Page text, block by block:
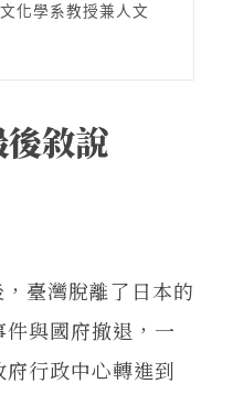
化學系教授兼人文
敘說
臺灣脫離了日本的
與國府撤退，一
行政中心轉進到